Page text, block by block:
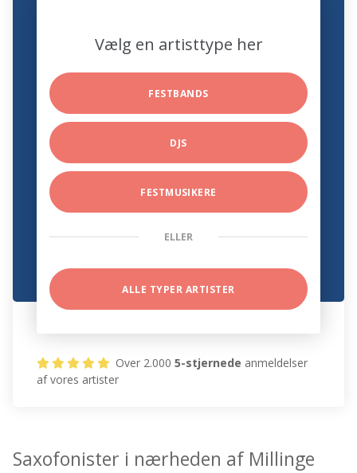
Vælg en artisttype her
FESTBANDS
DJS
FESTMUSIKERE
ELLER
ALLE TYPER ARTISTER
Over 2.0005-stjernede anmeldelser
af vores artister
Saxofonister i nærheden af Millinge